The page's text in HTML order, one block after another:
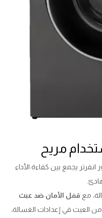
مريح
يجمع بين كفاءة الأداء
مع قفل الأمان ضد عبث
العبث في إعدادات الغسالة،